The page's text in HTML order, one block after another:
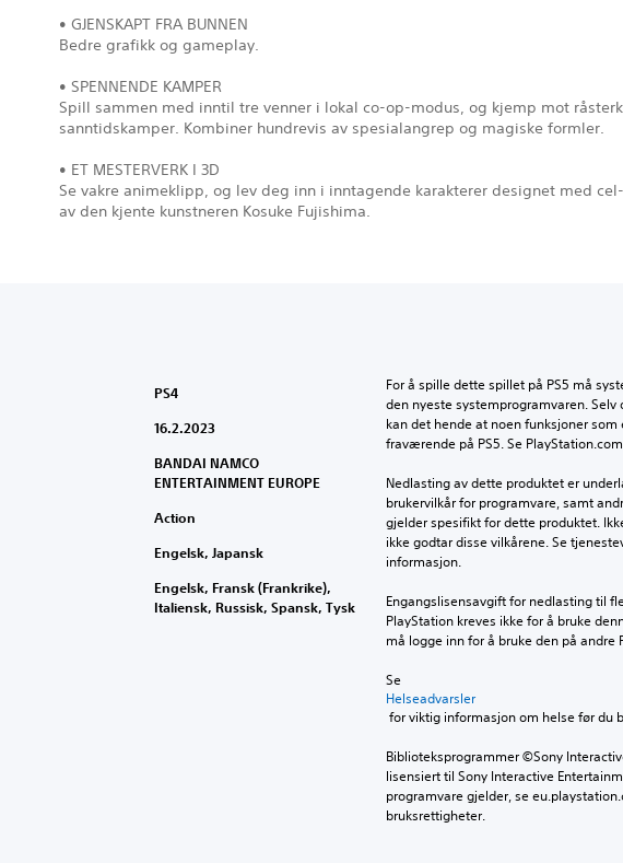
• GJENSKAPT FRA BUNNEN
Bedre grafikk og gameplay.
• SPENNENDE KAMPER
Spill sammen med inntil tre venner i lokal co-op-modus, og kjemp mot
sanntidskamper. Kombiner hundrevis av spesialangrep og magiske formler.
• ET MESTERVERK I 3D
Se vakre animeklipp, og lev deg inn i inntagende karakterer designet med
av den kjente kunstneren Kosuke Fujishima.
PS4
16.2.2023
BANDAI NAMCO
ENTERTAINMENT EUROPE
Action
Engelsk, Japansk
Engelsk, Fransk (Frankrike),
Italiensk, Russisk, Spansk, Tysk
For å spille dette spillet på PS5 må
den nyeste systemprogramvaren.
kan det hende at noen funksjoner som
fraværende på PS5. Se
Nedlasting av dette produktet er
brukervilkår for programvare, samt
gjelder spesifikt for dette produktet.
ikke godtar disse vilkårene. Se
informasjon.
Engangslisensavgift for nedlasting til
PlayStation kreves ikke for å bruke
må logge inn for å bruke den på andre
Se
Helseadvarsler
for viktig informasjon om helse før du
Biblioteksprogrammer ©Sony
lisensiert til Sony Interactive
programvare gjelder, se
bruksrettigheter.